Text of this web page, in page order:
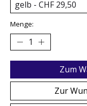
Menge:
Zum
Zur